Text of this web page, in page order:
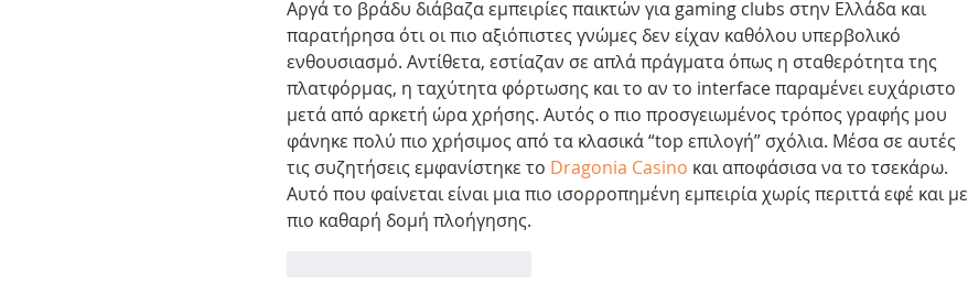
Αργά το βράδυ διάβαζα εμπειρίες παικτών για gaming clubs στην Ελλάδα και
παρατήρησα ότι οι πιο αξιόπιστες γνώμες δεν είχαν καθόλου υπερβολικό
ενθουσιασμό. Αντίθετα, εστίαζαν σε απλά πράγματα όπως η σταθερότητα της
πλατφόρμας, η ταχύτητα φόρτωσης και το αν το interface παραμένει ευχάριστο
μετά από αρκετή ώρα χρήσης. Αυτός ο πιο προσγειωμένος τρόπος γραφής μου
φάνηκε πολύ πιο χρήσιμος από τα κλασικά “top επιλογή” σχόλια. Μέσα σε αυτές
τις συζητήσεις εμφανίστηκε το Dragonia Casino και αποφάσισα να το τσεκάρω.
Αυτό που φαίνεται είναι μια πιο ισορροπημένη εμπειρία χωρίς περιττά εφέ και με
πιο καθαρή δομή πλοήγησης.